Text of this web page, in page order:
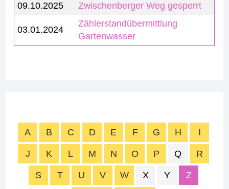
09.10.2025
Zwischenberger Weg gesperrt
03.01.2024
Zählerstandübermittlung
Gartenwasser
A B C D E F G H I
J K L M N O P Q R
S T U V W X Y Z